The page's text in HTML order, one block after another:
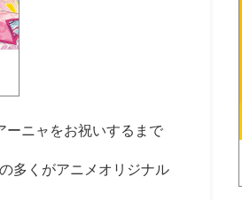
ニャをお祝いするまで
多くがアニメオリジナル